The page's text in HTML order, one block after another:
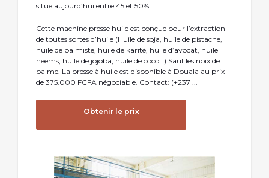
situe aujourd’hui entre 45 et 50%.
Cette machine presse huile est conçue pour l’extraction
de toutes sortes d’huile (Huile de soja, huile de pistache,
huile de palmiste, huile de karité, huile d’avocat, huile
neems, huile de jojoba, huile de coco…) Sauf les noix de
palme. La presse à huile est disponible à Douala au prix
de 375.000 FCFA négociable. Contact: (+237 ...
Obtenir le prix